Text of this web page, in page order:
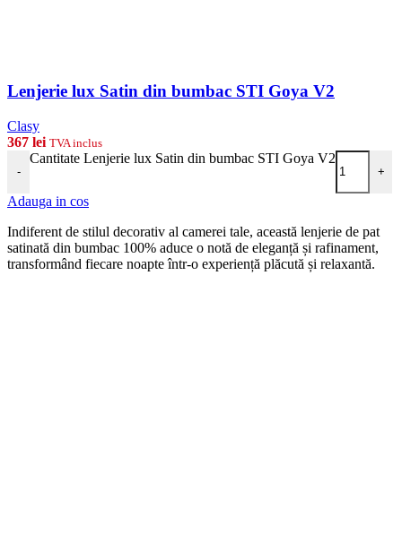
Lenjerie lux Satin din bumbac STI Goya V2
Clasy
367 lei TVA inclus
-
Cantitate Lenjerie lux Satin din bumbac STI Goya V2
+
Adauga in cos
Indiferent de stilul decorativ al camerei tale, această lenjerie de pat
satinată din bumbac 100% aduce o notă de eleganță și rafinament,
transformând fiecare noapte într-o experiență plăcută și relaxantă.